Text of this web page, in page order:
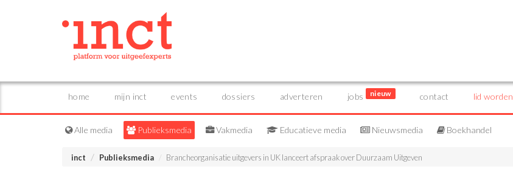
home mijn inct events dossiers adverteren jobs nieuw contact lid worden
Alle media Publieksmedia Vakmedia Educatieve media Nieuwsmedia Boekhandel
inct Publieksmedia Brancheorganisatie uitgevers in UK lanceert afspraak over Duurzaam Uitgeven